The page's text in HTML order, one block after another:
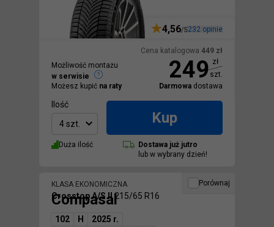
Cena katalogowa 449 zł
249 zł
szt.
Darmowa dostawa
4,56/5232 opinie
Możliwość montażu
w serwisie
Możesz kupić na raty
Ilość
4 szt.
Kup
Duża ilość Dostawa już jutro
lub w wybrany dzień!
Porównaj
KLASA EKONOMICZNA
Compasal
Crosstop A/S II215/65 R16
102 H
2025 r.